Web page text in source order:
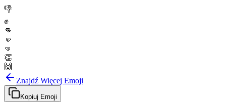
👎
✊
👊
🤛
🤜
👏
🙌
Znajdź Więcej Emoji
Kopiuj Emoji